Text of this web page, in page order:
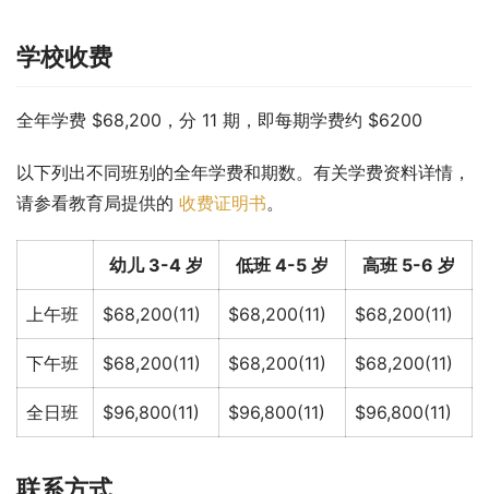
学校收费
全年学费 $68,200，分 11 期，即每期学费约 $6200
以下列出不同班别的全年学费和期数。有关学费资料详情，
请参看教育局提供的 收费证明书。
幼儿 3-4 岁 低班 4-5 岁 高班 5-6 岁
上午班 $68,200(11) $68,200(11) $68,200(11)
下午班 $68,200(11) $68,200(11) $68,200(11)
全日班 $96,800(11) $96,800(11) $96,800(11)